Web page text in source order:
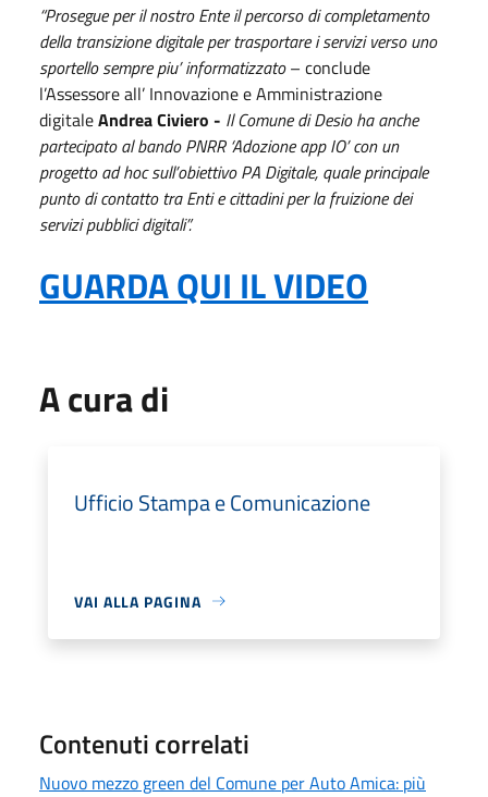
“Prosegue per il nostro Ente il percorso di completamento
della transizione digitale per trasportare i servizi verso uno
sportello sempre piu’ informatizzato– conclude
l’Assessore all’ Innovazione e Amministrazione
digitaleAndrea Civiero - Il Comune di Desio ha anche
partecipato al bando PNRR ‘Adozione app IO’ con un
progetto ad hoc sull’obiettivo PA Digitale, quale principale
punto di contatto tra Enti e cittadini per la fruizione dei
servizi pubblici digitali”.
GUARDA QUI IL VIDEO
A cura di
Ufficio Stampa e Comunicazione
VAI ALLA PAGINA
Contenuti correlati
Nuovo mezzo green del Comune per Auto Amica: più